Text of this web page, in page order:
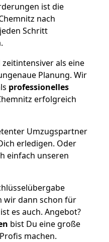
ist die
nach
Schritt
als eine
Planung. Wir
professionelles
erfolgreich
Umzugspartner
erledigen. Oder
einfach unseren
wir dann schon für
es auch. Angebot?
bist Du eine große
machen.